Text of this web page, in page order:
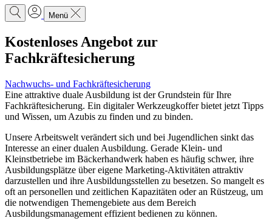
Menü
Kostenloses Angebot zur
Fachkräftesicherung
Nachwuchs- und Fachkräftesicherung
Eine attraktive duale Ausbildung ist der Grundstein für Ihre
Fachkräftesicherung. Ein digitaler Werkzeugkoffer bietet jetzt Tipps
und Wissen, um Azubis zu finden und zu binden.
Unsere Arbeitswelt verändert sich und bei Jugendlichen sinkt das
Interesse an einer dualen Ausbildung. Gerade Klein- und
Kleinstbetriebe im Bäckerhandwerk haben es häufig schwer, ihre
Ausbildungsplätze über eigene Marketing-Aktivitäten attraktiv
darzustellen und ihre Ausbildungsstellen zu besetzen. So mangelt es
oft an personellen und zeitlichen Kapazitäten oder an Rüstzeug, um
die notwendigen Themengebiete aus dem Bereich
Ausbildungsmanagement effizient bedienen zu können.